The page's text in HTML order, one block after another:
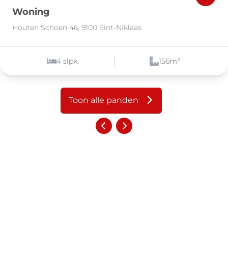
Woning
Houten Schoen 46, 9100 Sint-Niklaas
4slpk. 156m²
Toon alle panden